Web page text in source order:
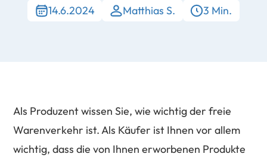
14.6.2024 Matthias S. 3 Min.
Als Produzent wissen Sie, wie wichtig der freie
Warenverkehr ist. Als Käufer ist Ihnen vor allem
wichtig, dass die von Ihnen erworbenen Produkte